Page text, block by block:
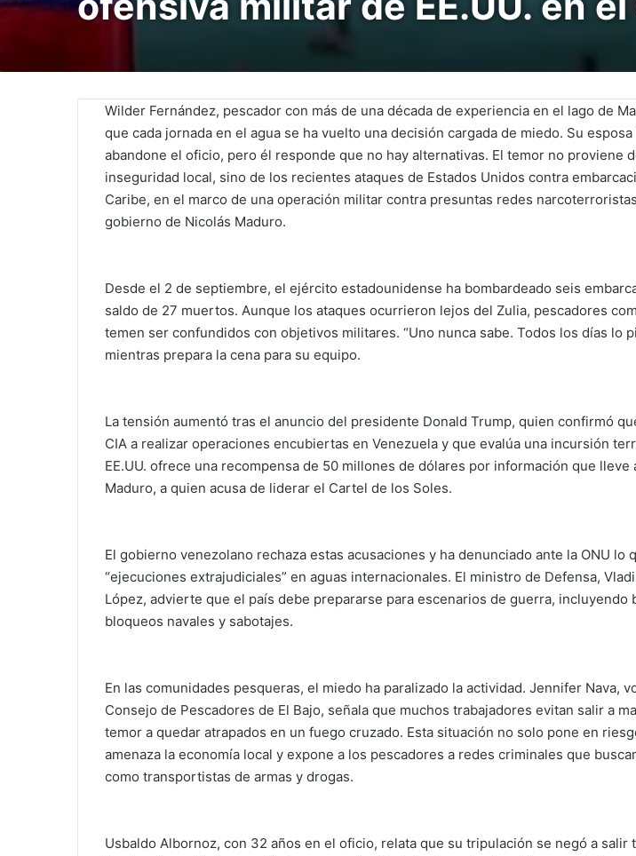
Wilder Fernández, pescador con más de una década de experiencia en el lago de
que cada jornada en el agua se ha vuelto una decisión cargada de miedo. Su
abandone el oficio, pero él responde que no hay alternativas. El temor no proviene
inseguridad local, sino de los recientes ataques de Estados Unidos contra
Caribe, en el marco de una operación militar contra presuntas redes
gobierno de Nicolás Maduro.
Desde el 2 de septiembre, el ejército estadounidense ha bombardeado seis
saldo de 27 muertos. Aunque los ataques ocurrieron lejos del Zulia, pescadores
temen ser confundidos con objetivos militares. “Uno nunca sabe. Todos los días lo
mientras prepara la cena para su equipo.
La tensión aumentó tras el anuncio del presidente Donald Trump, quien confirmó
CIA a realizar operaciones encubiertas en Venezuela y que evalúa una incursión
EE.UU. ofrece una recompensa de 50 millones de dólares por información que lleve
Maduro, a quien acusa de liderar el Cartel de los Soles.
El gobierno venezolano rechaza estas acusaciones y ha denunciado ante la ONU lo
“ejecuciones extrajudiciales” en aguas internacionales. El ministro de Defensa,
López, advierte que el país debe prepararse para escenarios de guerra, incluyendo
bloqueos navales y sabotajes.
En las comunidades pesqueras, el miedo ha paralizado la actividad. Jennifer Nava,
Consejo de Pescadores de El Bajo, señala que muchos trabajadores evitan salir a
temor a quedar atrapados en un fuego cruzado. Esta situación no solo pone en
amenaza la economía local y expone a los pescadores a redes criminales que
como transportistas de armas y drogas.
Usbaldo Albornoz, con 32 años en el oficio, relata que su tripulación se negó a salir